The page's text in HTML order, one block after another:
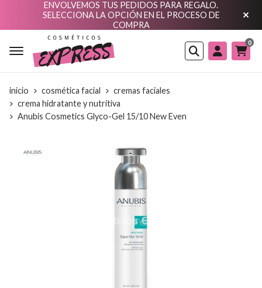
ENVOLVEMOS TUS PEDIDOS PARA REGALO.
SELECCIONA LA OPCIÓN EN EL PROCESO DE
COMPRA
Buscar
0
inicio cosmética facial
cremas faciales
crema hidratante y nutritiva
Anubis Cosmetics Glyco-Gel 15/10 New Even